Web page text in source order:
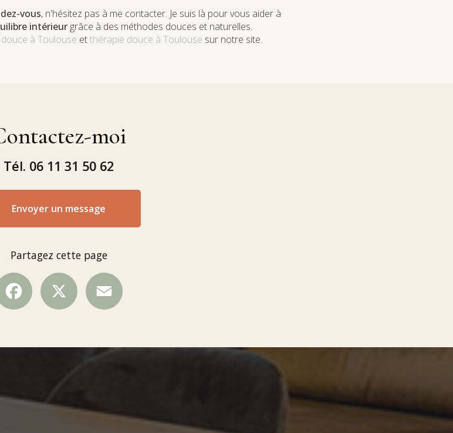
vous, n'hésitez pas à me contacter. Je suis là pour vous aider à
intérieur grâce à des méthodes douces et naturelles.
à Toulouse etthérapie douce à Toulouse sur notre site.
moi
Tél. 06 11 31 50 62
Envoyer un message
Partagez cette page
Facebook